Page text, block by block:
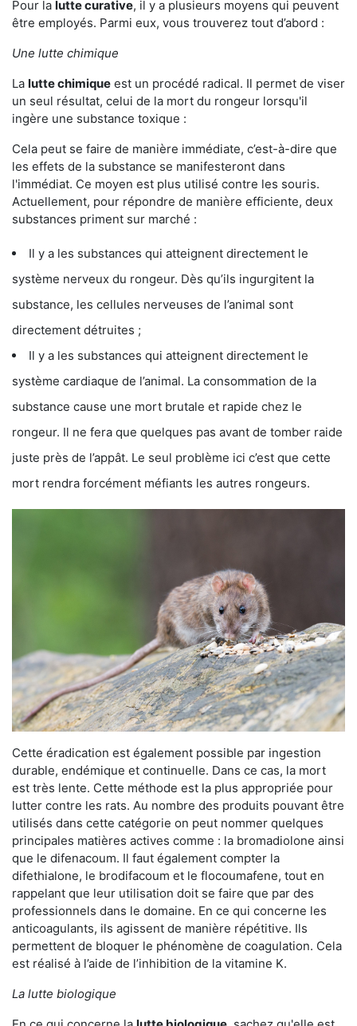
Pour la lutte curative, il y a plusieurs moyens qui peuvent
être employés. Parmi eux, vous trouverez tout d’abord :
Une lutte chimique
La lutte chimique est un procédé radical. Il permet de viser
un seul résultat, celui de la mort du rongeur lorsqu'il
ingère une substance toxique :
Cela peut se faire de manière immédiate, c’est-à-dire que
les effets de la substance se manifesteront dans
l'immédiat. Ce moyen est plus utilisé contre les souris.
Actuellement, pour répondre de manière efficiente, deux
substances priment sur marché :
Il y a les substances qui atteignent directement le
système nerveux du rongeur. Dès qu’ils ingurgitent la
substance, les cellules nerveuses de l’animal sont
directement détruites ;
Il y a les substances qui atteignent directement le
système cardiaque de l’animal. La consommation de la
substance cause une mort brutale et rapide chez le
rongeur. Il ne fera que quelques pas avant de tomber raide
juste près de l’appât. Le seul problème ici c’est que cette
mort rendra forcément méfiants les autres rongeurs.
Cette éradication est également possible par ingestion
durable, endémique et continuelle. Dans ce cas, la mort
est très lente. Cette méthode est la plus appropriée pour
lutter contre les rats. Au nombre des produits pouvant être
utilisés dans cette catégorie on peut nommer quelques
principales matières actives comme : la bromadiolone ainsi
que le difenacoum. Il faut également compter la
difethialone, le brodifacoum et le flocoumafene, tout en
rappelant que leur utilisation doit se faire que par des
professionnels dans le domaine. En ce qui concerne les
anticoagulants, ils agissent de manière répétitive. Ils
permettent de bloquer le phénomène de coagulation. Cela
est réalisé à l’aide de l’inhibition de la vitamine K.
La lutte biologique